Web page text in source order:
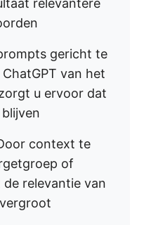
relevantere
gericht te
van het
u ervoor dat
context te
of
relevantie van